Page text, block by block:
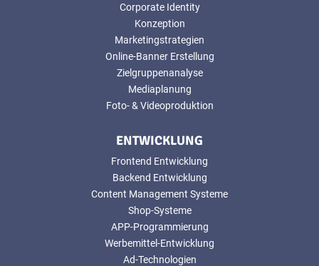
Corporate Identity
Konzeption
Marketingstrategien
Online-Banner Erstellung
Zielgruppenanalyse
Mediaplanung
Foto- & Videoproduktion
ENTWICKLUNG
Frontend Entwicklung
Backend Entwicklung
Content Management Systeme
Shop-Systeme
APP-Programmierung
Werbemittel-Entwicklung
Ad-Technologien